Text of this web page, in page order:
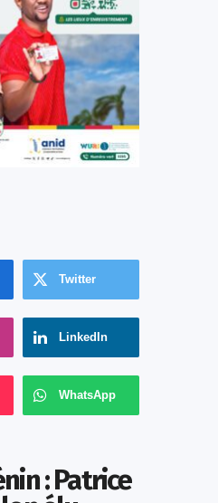
Twitter
LinkedIn
WhatsApp
: Patrice